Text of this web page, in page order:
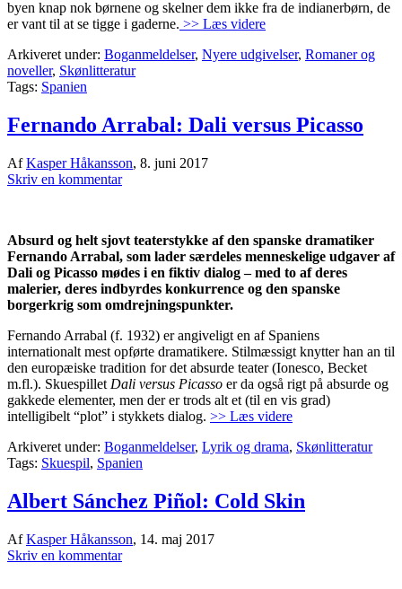
byen knap nok børnene og skelner dem ikke fra de indianerbørn, de
er vant til at se tigge i gaderne. >> Læs videre
Arkiveret under: Boganmeldelser, Nyere udgivelser, Romaner og
noveller, Skønlitteratur
Tags: Spanien
Fernando Arrabal: Dali versus Picasso
AfKasper Håkansson, 8. juni 2017
Skriv en kommentar
Absurd og helt sjovt teaterstykke af den spanske dramatiker
Fernando Arrabal, som lader særdeles menneskelige udgaver af
Dali og Picasso mødes i en fiktiv dialog – med to af deres
malerier, deres indbyrdes konkurrence og den spanske
borgerkrig som omdrejningspunkter.
Fernando Arrabal (f. 1932) er angiveligt en af Spaniens
internationalt mest opførte dramatikere. Stilmæssigt knytter han an til
den europæiske tradition for det absurde teater (Ionesco, Becket
m.fl.). Skuespillet Dali versus Picasso er da også rigt på absurde og
gakkede elementer, men der er trods alt et (til en vis grad)
intelligibelt “plot” i stykkets dialog. >> Læs videre
Arkiveret under: Boganmeldelser, Lyrik og drama, Skønlitteratur
Tags: Skuespil, Spanien
Albert Sánchez Piñol: Cold Skin
AfKasper Håkansson, 14. maj 2017
Skriv en kommentar